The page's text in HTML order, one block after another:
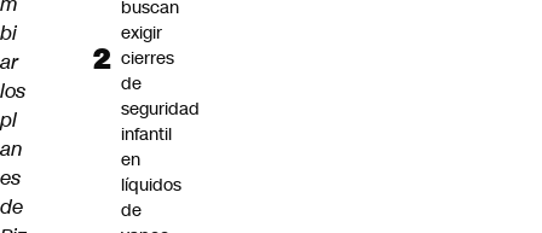
bi
ar
los
pl
an
es
de
buscan
exigir
cierres
de
seguridad
infantil
en
líquidos
de